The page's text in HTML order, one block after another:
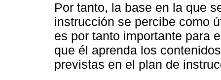
Por tanto, la base en la que
instrucción se percibe como
es por tanto importante para
que él aprenda los
previstas en el plan de